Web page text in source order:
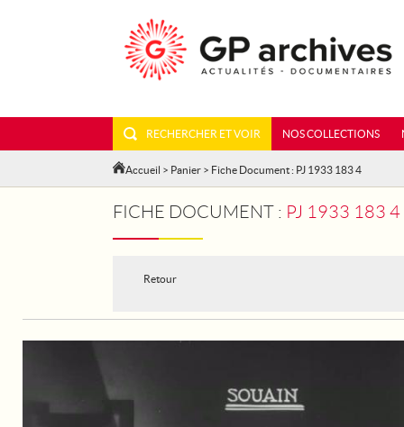
RECHERCHER ET VOIR NOS COLLECTIONS
Accueil > Panier > Fiche Document : PJ 1933 183 4
FICHE DOCUMENT : PJ 1933 183 4
Retour